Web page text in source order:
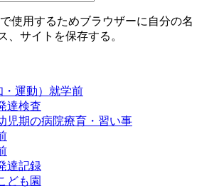
使用するためブラウザーに自分の名
、サイトを保存する。
・運動）就学前
達検査
児期の病院療育・習い事
達記録
ども園